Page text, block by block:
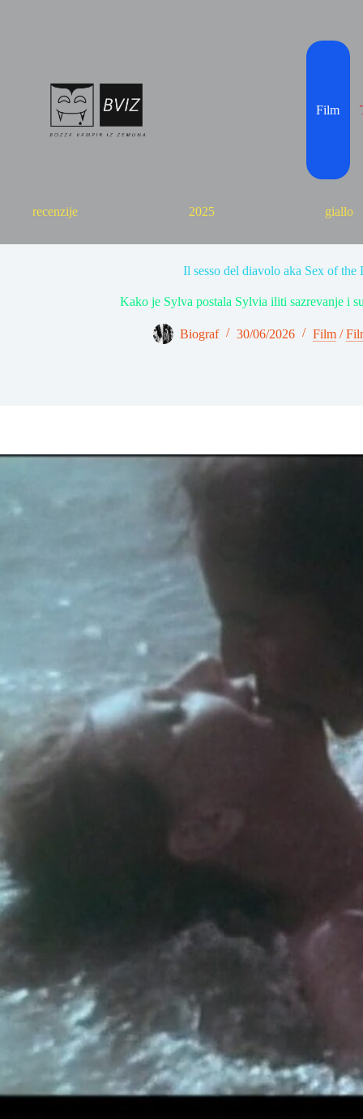
Film
recenzije 2025 giallo
Il sesso del diavolo aka Sex of the
Kako je Sylva postala Sylvia iliti sazrevanje i
Biograf 30/06/2026 Film /